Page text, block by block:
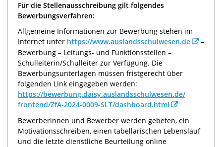
Für die Stellenausschreibung gilt folgendes
Bewerbungsverfahren:
Allgemeine Informationen zur Bewerbung stehen im
Internet unter https://www.auslandsschulwesen.de
–
Bewerbung – Leitungs- und Funktionsstellen –
Schulleiterin/Schulleiter zur Verfügung. Die
Bewerbungsunterlagen müssen fristgerecht über
folgenden Link eingegeben werden:
https://bewerbung.daisy.auslandsschulwesen.de/
frontend/ZfA-2024-0009-SLT/dashboard.html
Bewerberinnen und Bewerber werden gebeten, ein
Motivationsschreiben, einen tabellarischen Lebenslauf
und die letzte dienstliche Beurteilung online